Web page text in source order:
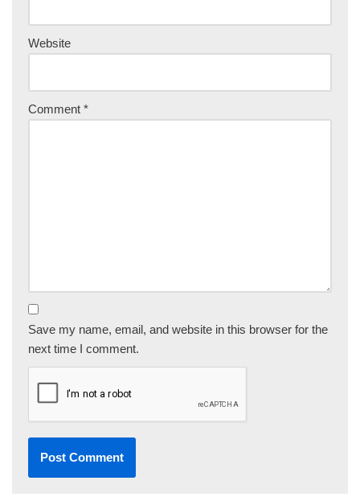
Website
Comment *
Save my name, email, and website in this browser for the
next time I comment.